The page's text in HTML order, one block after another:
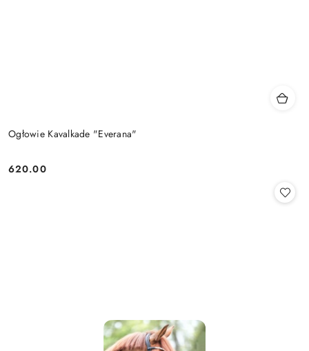
Ogłowie Kavalkade "Everana"
Cena:
620.00